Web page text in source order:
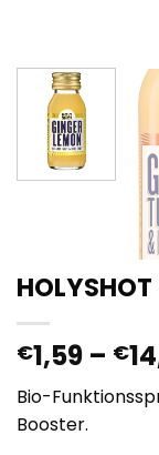
HOLYSHOT
€1,59 – €
Bio-
Booster.